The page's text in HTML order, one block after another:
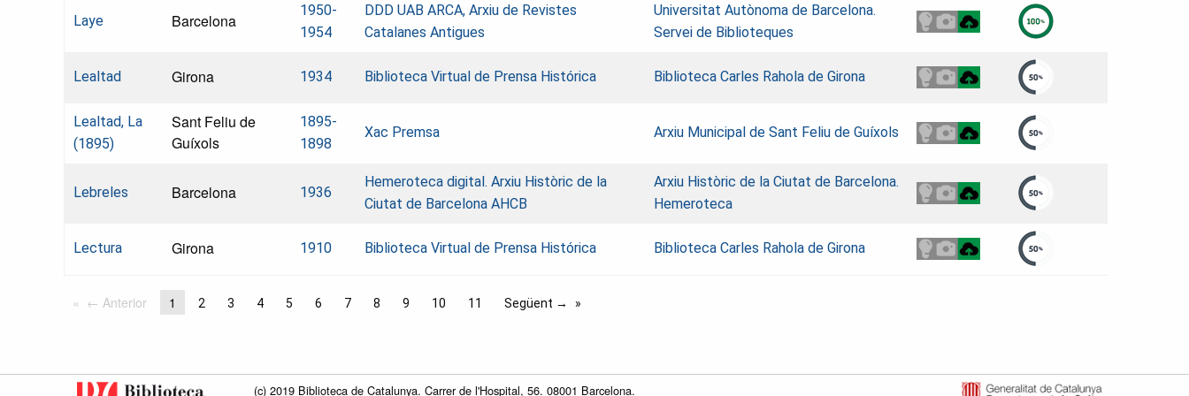
Laye Barcelona
1950-
1954
DDD UAB ARCA, Arxiu de Revistes
Catalanes Antigues
Universitat Autònoma de Barcelona.
Servei de Biblioteques
Lealtad Girona 1934 Biblioteca Virtual de Prensa Histórica Biblioteca Carles Rahola de Girona
Lealtad, La
(1895)
Sant Feliu de
Guíxols
1895-
1898
Xac Premsa Arxiu Municipal de Sant Feliu de Guíxols
Lebreles Barcelona 1936
Hemeroteca digital. Arxiu Històric de la
Ciutat de Barcelona AHCB
Arxiu Històric de la Ciutat de Barcelona.
Hemeroteca
Lectura Girona 1910 Biblioteca Virtual de Prensa Histórica Biblioteca Carles Rahola de Girona
← Anterior 1 2 3 4 5 6 7 8 9 10 11 Següent →
(c) 2019 Biblioteca de Catalunya. Carrer de l'Hospital, 56. 08001 Barcelona.